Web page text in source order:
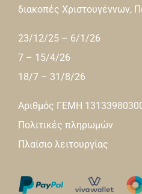
διακοπές Χριστουγέννων,
23/12/25 – 6/1/26
7 – 15/4/26
18/7 – 31/8/26
Αριθμός ΓΕΜΗ
Πολιτικές πληρωμών
Πλαίσιο λειτουργίας